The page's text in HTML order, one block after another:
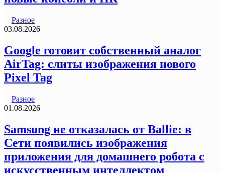
Разное
03.08.2026
Google готовит собственный аналог
AirTag: слиты изображения нового
Pixel Tag
Разное
01.08.2026
Samsung не отказалась от Ballie: в
Сети появились изображения
приложения для домашнего робота с
искусственным интеллектом